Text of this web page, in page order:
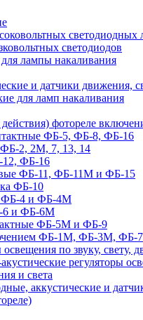
светодиодных
светодиодов
лампы накаливания
и датчики движения,
для ламп накаливания
фотореле
ФБ-5, ФБ-8, ФБ-16
ФБ-2, 2М, 7, 13, 14
12, ФБ-16
ФБ-11, ФБ-11М и ФБ-15
ФБ-10
ФБ-4 и ФБ-4М
6 и ФБ-6М
ФБ-5М и ФБ-9
ФБ-1М, ФБ-3М, ФБ-7
по звуку,
регуляторы
и света
аккустические и